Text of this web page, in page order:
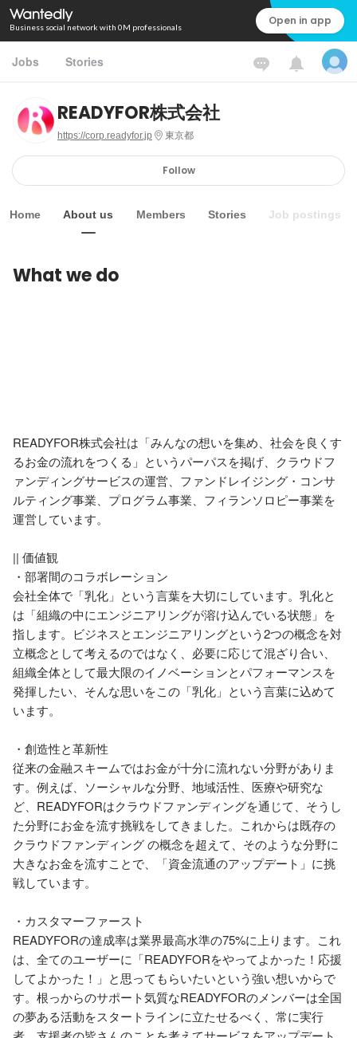
Business social network with 0M professionals Open in app
Jobs Stories
READYFOR株式会社
https://corp.readyfor.jp 東京都
Follow
Home About us Members Stories Job postings
What we do
READYFOR株式会社は「みんなの想いを集め、社会を良くす
るお金の流れをつくる」というパーパスを掲げ、クラウドフ
ァンディングサービスの運営、ファンドレイジング・コンサ
ルティング事業、プログラム事業、フィランソロピー事業を
運営しています。
|| 価値観
・部署間のコラボレーション
会社全体で「乳化」という言葉を大切にしています。乳化と
は「組織の中にエンジニアリングが溶け込んでいる状態」を
指します。ビジネスとエンジニアリングという2つの概念を対
立概念として考えるのではなく、必要に応じて混ざり合い、
組織全体として最大限のイノベーションとパフォーマンスを
発揮したい、そんな思いをこの「乳化」という言葉に込めて
います。
・創造性と革新性
従来の金融スキームではお金が十分に流れない分野がありま
す。例えば、ソーシャルな分野、地域活性、医療や研究な
ど、READYFORはクラウドファンディングを通じて、そうし
た分野にお金を流す挑戦をしてきました。これからは既存の
クラウドファンディング の概念を超えて、そのような分野に
大きなお金を流すことで、「資金流通のアップデート」に挑
戦しています。
・カスタマーファースト
READYFORの達成率は業界最高水準の75%に上ります。これ
は、全てのユーザーに「READYFORをやってよかった！応援
してよかった！」と思ってもらいたいという強い想いからで
す。根っからのサポート気質なREADYFORのメンバーは全国
の夢ある活動をスタートラインに立たせるべく、常に実行